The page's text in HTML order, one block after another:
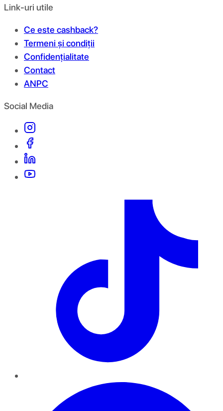
Link-uri utile
Ce este cashback?
Termeni și condiții
Confidențialitate
Contact
ANPC
Social Media